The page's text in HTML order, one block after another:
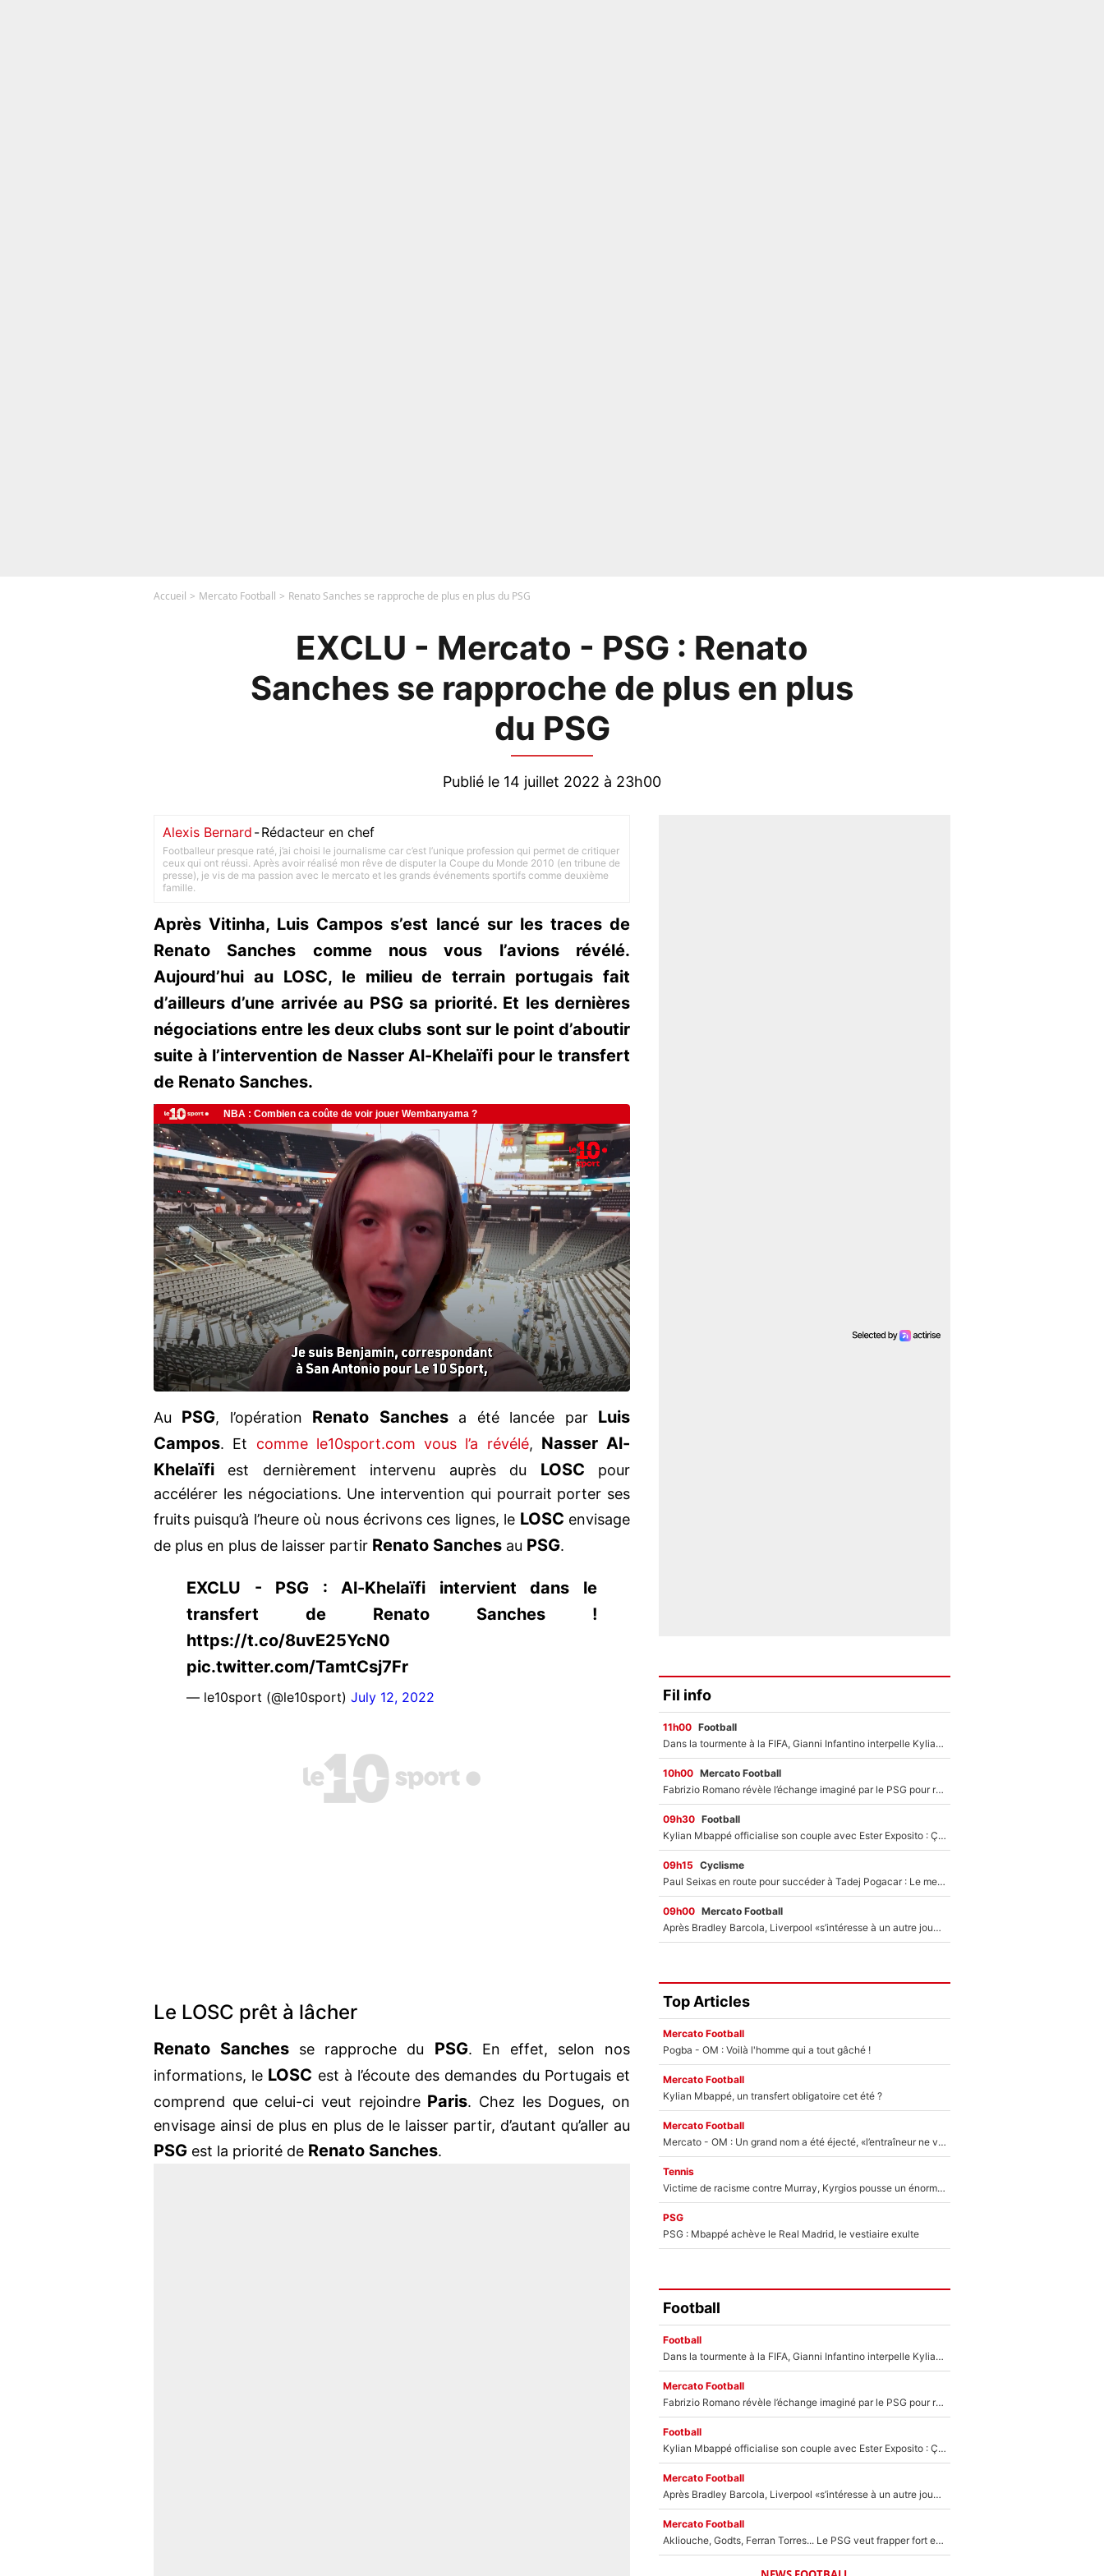
Accueil Mercato Football Renato Sanches se rapproche de plus en plus du PSG
EXCLU - Mercato - PSG : Renato
Sanches se rapproche de plus en plus
du PSG
Publié le 14 juillet 2022 à 23h00
Alexis Bernard -Rédacteur en chef
Footballeur presque raté, j’ai choisi le journalisme car c’est l’unique profession qui permet de critiquer
ceux qui ont réussi. Après avoir réalisé mon rêve de disputer la Coupe du Monde 2010 (en tribune de
presse), je vis de ma passion avec le mercato et les grands événements sportifs comme deuxième
famille.
Après Vitinha, Luis Campos s’est lancé sur les traces de
Renato Sanches comme nous vous l’avions révélé.
Aujourd’hui au LOSC, le milieu de terrain portugais fait
d’ailleurs d’une arrivée au PSG sa priorité. Et les dernières
négociations entre les deux clubs sont sur le point d’aboutir
suite à l’intervention de Nasser Al-Khelaïfi pour le transfert
de Renato Sanches.
Au PSG, l’opération Renato Sanchesa été lancée par Luis
Campos. Et comme le10sport.com vous l’a révélé, Nasser Al-
Khelaïfi est dernièrement intervenu auprès du LOSC pour
accélérer les négociations. Une intervention qui pourrait porter ses
fruits puisqu’à l’heure où nous écrivons ces lignes, le LOSC envisage
de plus en plus de laisser partir Renato Sanches au PSG.
EXCLU - PSG : Al-Khelaïfi intervient dans le
transfert de Renato Sanches !
https://t.co/8uvE25YcN0
pic.twitter.com/TamtCsj7Fr
— le10sport (@le10sport) July 12, 2022
Le LOSC prêt à lâcher
Renato Sanches se rapproche du PSG. En effet, selon nos
informations, le LOSC est à l’écoute des demandes du Portugais et
comprend que celui-ci veut rejoindre Paris. Chez les Dogues, on
envisage ainsi de plus en plus de le laisser partir, d’autant qu’aller au
PSG est la priorité de Renato Sanches.
Fil info
11h00 Football
Dans la tourmente à la FIFA, Gianni Infantino interpelle Kylian Mbappé sur les réseaux sociaux
10h00 Mercato Football
Fabrizio Romano révèle l’échange imaginé par le PSG pour recruter Yan Diomandé : «L'accord a échoué car il a décidé de rejoindre le Real Madrid»
09h30 Football
Kylian Mbappé officialise son couple avec Ester Exposito : Ça fait réagir Achraf Hakimi et Ousmane Dembélé (et c’est drôle)
09h15 Cyclisme
Paul Seixas en route pour succéder à Tadej Pogacar : Le meilleur est annoncé pour l’avenir de la pépite française
09h00 Mercato Football
Après Bradley Barcola, Liverpool «s’intéresse à un autre joueur du PSG» : Fabrizio Romano donne le nom du Parisien qui pourrait le suivre chez les Reds !
Top Articles
Mercato Football
Pogba - OM : Voilà l'homme qui a tout gâché !
Mercato Football
Kylian Mbappé, un transfert obligatoire cet été ?
Mercato Football
Mercato - OM : Un grand nom a été éjecté, «l’entraîneur ne voulait pas me conserver»
Tennis
Victime de racisme contre Murray, Kyrgios pousse un énorme coup de gueule !
PSG
PSG : Mbappé achève le Real Madrid, le vestiaire exulte
Football
Football
Dans la tourmente à la FIFA, Gianni Infantino interpelle Kylian Mbappé sur les réseaux sociaux
Mercato Football
Fabrizio Romano révèle l’échange imaginé par le PSG pour recruter Yan Diomandé : «L'accord a échoué car il a décidé de rejoindre le Real Madrid»
Football
Kylian Mbappé officialise son couple avec Ester Exposito : Ça fait réagir Achraf Hakimi et Ousmane Dembélé (et c’est drôle)
Mercato Football
Après Bradley Barcola, Liverpool «s’intéresse à un autre joueur du PSG» : Fabrizio Romano donne le nom du Parisien qui pourrait le suivre chez les Reds !
Mercato Football
Akliouche, Godts, Ferran Torres... Le PSG veut frapper fort et prépare un mercato à plus de 190M€ pour régaler Luis Enrique cet été !